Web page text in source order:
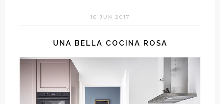
16 JUN 2017
UNA BELLA COCINA ROSA